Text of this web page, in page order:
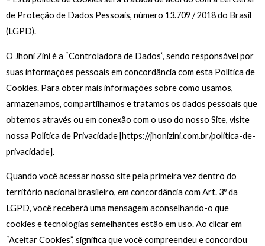
de Proteção de Dados Pessoais, número 13.709 / 2018 do Brasil
(LGPD).
O Jhoni Zini é a “Controladora de Dados”, sendo responsável por
suas informações pessoais em concordância com esta Política de
Cookies. Para obter mais informações sobre como usamos,
armazenamos, compartilhamos e tratamos os dados pessoais que
obtemos através ou em conexão com o uso do nosso Site, visite
nossa Política de Privacidade [https://jhonizini.com.br/politica-de-
privacidade].
Quando você acessar nosso site pela primeira vez dentro do
território nacional brasileiro, em concordância com Art. 3º da
LGPD, você receberá uma mensagem aconselhando-o que
cookies e tecnologias semelhantes estão em uso. Ao clicar em
“Aceitar Cookies”, significa que você compreendeu e concordou